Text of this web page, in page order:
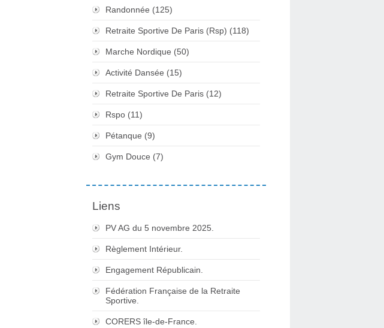
Randonnée (125)
Retraite Sportive De Paris (Rsp) (118)
Marche Nordique (50)
Activité Dansée (15)
Retraite Sportive De Paris (12)
Rspo (11)
Pétanque (9)
Gym Douce (7)
Liens
PV AG du 5 novembre 2025.
Règlement Intérieur.
Engagement Républicain.
Fédération Française de la Retraite
Sportive.
CORERS île-de-France.